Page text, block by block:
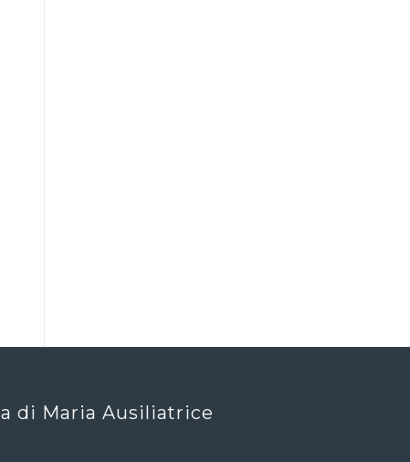
di Maria Ausiliatrice